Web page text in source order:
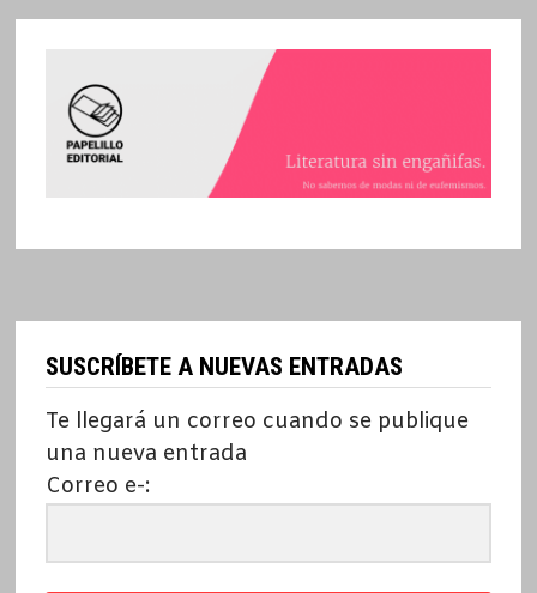
SUSCRÍBETE A NUEVAS ENTRADAS
Te llegará un correo cuando se publique
una nueva entrada
Correo e-: